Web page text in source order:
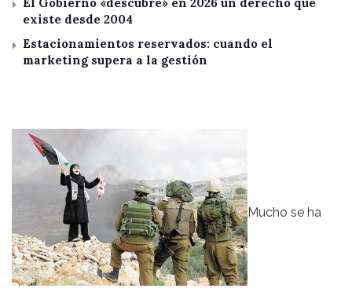
existe desde 2004
Estacionamientos reservados: cuando el
marketing supera a la gestión
Mucho se ha